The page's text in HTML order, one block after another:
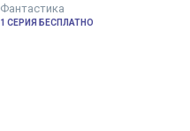
Фантастика
1 СЕРИЯ БЕСПЛАТНО